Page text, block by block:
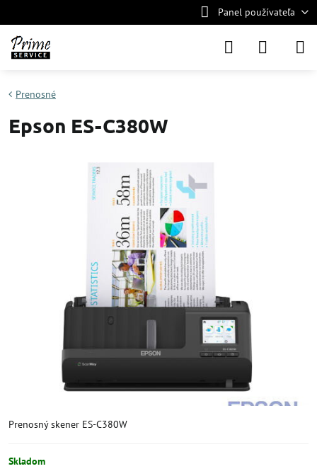
Panel používateľa
Prenosné
Epson ES-C380W
Prenosný skener ES-C380W
Skladom